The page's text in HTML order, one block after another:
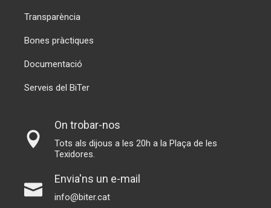
Transparència
Bones pràctiques
Documentació
Serveis del BiTer
On trobar-nos
Tots als dijous a les 20h a la Plaça de les
Texidores.
Envia'ns un e-mail
info@biter.cat